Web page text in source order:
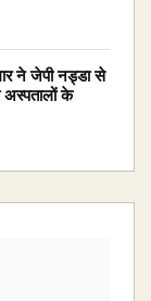
ने जेपी नड्डा से
अस्पतालों के